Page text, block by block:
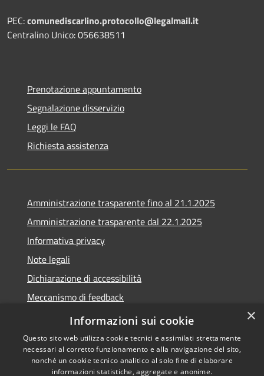
PEC:comunediscarlino.protocollo@legalmail.it
Centralino Unico: 056638511
Prenotazione appuntamento
Segnalazione disservizio
Leggi le FAQ
Richiesta assistenza
Amministrazione trasparente fino al 21.1.2025
Amministrazione trasparente dal 22.1.2025
Informativa privacy
Note legali
Dichiarazione di accessibilità
Meccanismo di feedback
Whistleblowing
×
Informazioni sui cookie
Questo sito web utilizza cookie tecnici e assimilati strettamente
necessari al corretto funzionamento e alla navigazione del sito,
nonché un cookie tecnico analitico al solo fine di elaborare
informazioni statistiche, aggregate e anonime.